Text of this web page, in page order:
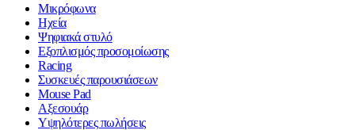
Μικρόφωνα
Ηχεία
Ψηφιακά στυλό
Εξοπλισμός προσομοίωσης
Racing
Συσκευές παρουσιάσεων
Mouse Pad
Αξεσουάρ
Υψηλότερες πωλήσεις